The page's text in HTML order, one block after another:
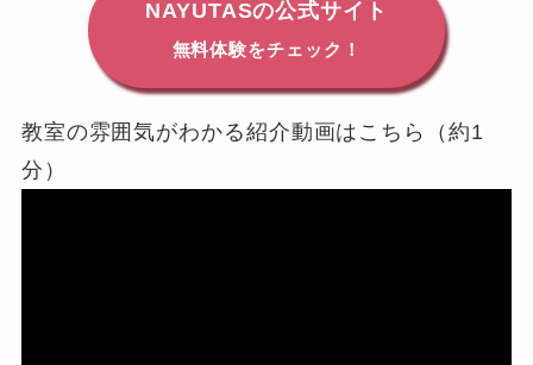
NAYUTASの公式サイト
無料体験をチェック！
教室の雰囲気がわかる紹介動画はこちら（約1
分）